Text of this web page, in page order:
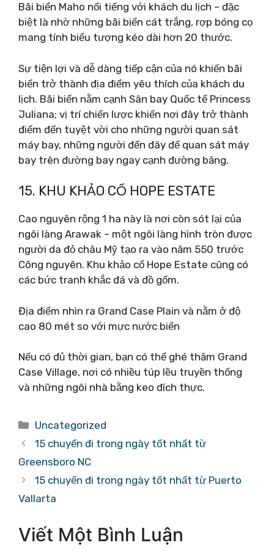
Bãi biển Maho nổi tiếng với khách du lịch – đặc
biệt là nhờ những bãi biển cát trắng, rợp bóng cọ
mang tính biểu tượng kéo dài hơn 20 thước.
Sự tiện lợi và dễ dàng tiếp cận của nó khiến bãi
biển trở thành địa điểm yêu thích của khách du
lịch. Bãi biển nằm cạnh Sân bay Quốc tế Princess
Juliana; vị trí chiến lược khiến nơi đây trở thành
điểm đến tuyệt vời cho những người quan sát
máy bay, những người đến đây để quan sát máy
bay trên đường bay ngay cạnh đường băng.
15. KHU KHẢO CỔ HOPE ESTATE
Cao nguyên rộng 1 ha này là nơi còn sót lại của
ngôi làng Arawak – một ngôi làng hình tròn được
người da đỏ châu Mỹ tạo ra vào năm 550 trước
Công nguyên. Khu khảo cổ Hope Estate cũng có
các bức tranh khắc đá và đồ gốm.
Địa điểm nhìn ra Grand Case Plain và nằm ở độ
cao 80 mét so với mực nước biển
Nếu có đủ thời gian, bạn có thể ghé thăm Grand
Case Village, nơi có nhiều túp lều truyền thống
và những ngôi nhà bằng keo đích thực.
Danh
mục
Uncategorized
15 chuyến đi trong ngày tốt nhất từ ​​
Greensboro NC
15 chuyến đi trong ngày tốt nhất từ ​​Puerto
Vallarta
Viết Một Bình Luận